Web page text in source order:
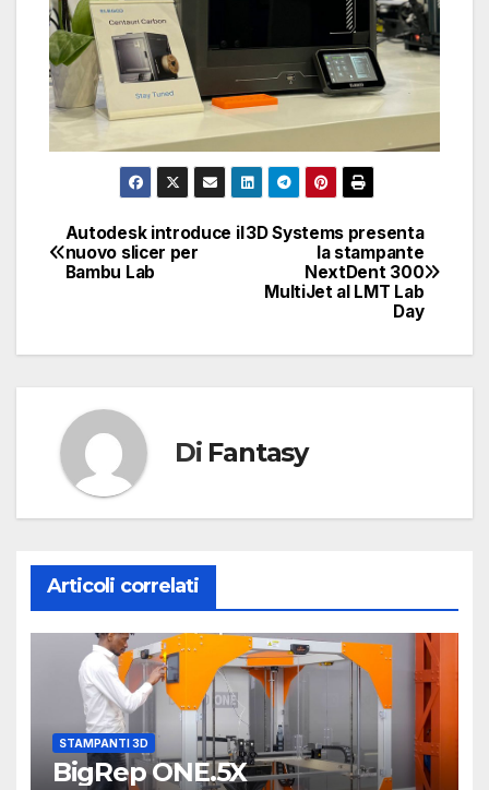
Navigazione
articoli
3D Systems presenta
la stampante
NextDent 300
MultiJet al LMT Lab
Day
Autodesk introduce il
nuovo slicer per
Bambu Lab
Di Fantasy
Articoli correlati
STAMPANTI 3D
BigRep ONE.5X